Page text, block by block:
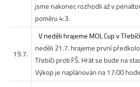
jsme nakonec rozhodli až v
poměru 4:3.
19.7.
V neděli hrajeme MOL Cup v
neděli 21.7. hrajeme první
Třebíči proti FŠ. Hrát se bude na
Výkop je naplánován na 17:00